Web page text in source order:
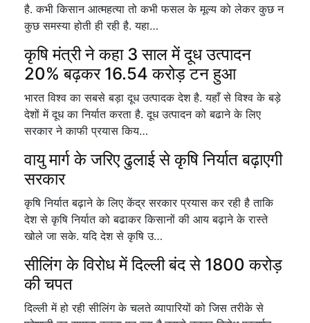
है. कभी किसान आत्महत्या तो कभी फसल के मूल्य को लेकर कुछ न
कुछ समस्या होती ही रही है. यहा…
कृषि मंत्री ने कहा 3 साल में दूध उत्पादन
20% बढ़कर 16.54 करोड़ टन हुआ
भारत विश्व का सबसे बड़ा दूध उत्पादक देश है. यहाँ से विश्व के बड़े
देशों में दूध का निर्यात करता है. दूध उत्पादन को बढाने के लिए
सरकार ने काफी प्रयास किय…
वायु मार्ग के जरिए ढुलाई से कृषि निर्यात बढ़ाएगी
सरकार
कृषि निर्यात बढ़ाने के लिए केंद्र सरकार प्रयास कर रही है ताकि
देश से कृषि निर्यात को बढाकर किसानों की आय बढ़ाने के रास्ते
खोले जा सके. यदि देश से कृषि उ…
सीलिंग के विरोध में दिल्ली बंद से 1800 करोड़
की चपत
दिल्ली में हो रही सीलिंग के चलते व्यापारियों को जिस तरीके से